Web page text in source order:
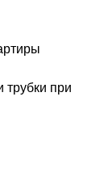
трубки при